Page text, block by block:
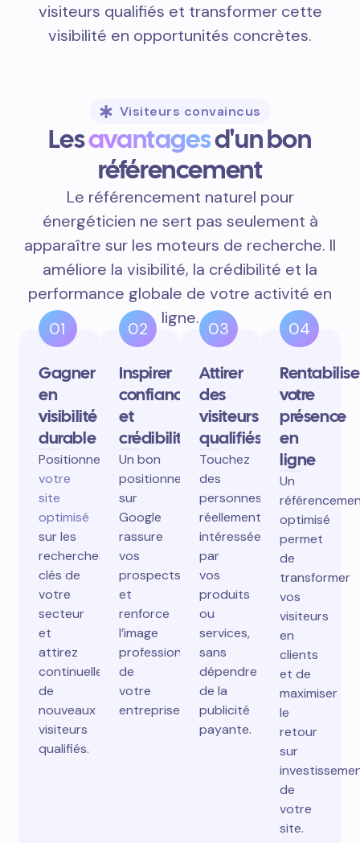
visiteurs qualifiés et transformer cette
visibilité en opportunités concrètes.
Visiteurs convaincus
Lesavantagesd'un bon
référencement
Le référencement naturel pour
énergéticien ne sert pas seulement à
apparaître sur les moteurs de recherche. Il
améliore la visibilité, la crédibilité et la
performance globale de votre activité en
ligne.
01
Gagner
en
visibilité
durable
Positionnez
votre
site
optimisé
sur les
recherches
clés de
votre
secteur
et
attirez
continuellement
de
nouveaux
visiteurs
qualifiés.
02
Inspirer
confiance
et
crédibilité
Un bon
positionnement
sur
Google
rassure
vos
prospects
et
renforce
l’image
professionnelle
de
votre
entreprise.
03
Attirer
des
visiteurs
qualifiés
Touchez
des
personnes
réellement
intéressées
par
vos
produits
ou
services,
sans
dépendre
de la
publicité
payante.
04
votre
présence
en
ligne
Un
optimisé
permet
de
transformer
vos
visiteurs
en
clients
et de
maximiser
le
retour
sur
de
votre
site.